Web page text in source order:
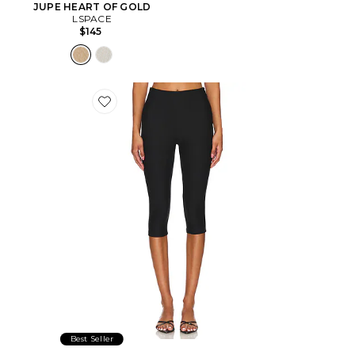
JUPE HEART OF GOLD
LSPACE
$145
Favorite Chaya Capri
Best Seller